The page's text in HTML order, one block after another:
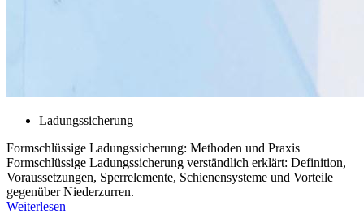
Ladungssicherung
Formschlüssige Ladungssicherung: Methoden und Praxis
Formschlüssige Ladungssicherung verständlich erklärt: Definition,
Voraussetzungen, Sperrelemente, Schienensysteme und Vorteile
gegenüber Niederzurren.
Weiterlesen